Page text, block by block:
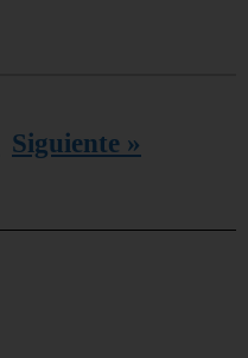
Siguiente »